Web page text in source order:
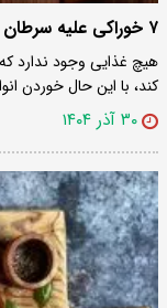
۷ خوراکی علیه سرطان ها
هیچ غذایی وجود ندارد
کند، با این حال خوردن
۳۰ آذر ۱۴۰۴